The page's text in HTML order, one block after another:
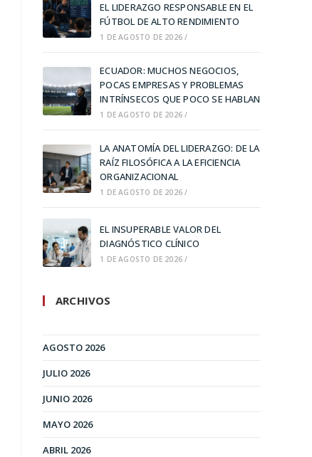
EL LIDERAZGO RESPONSABLE EN EL
FÚTBOL DE ALTO RENDIMIENTO
1 DE AGOSTO DE 2026 /
ECUADOR: MUCHOS NEGOCIOS,
POCAS EMPRESAS Y PROBLEMAS
INTRÍNSECOS QUE POCO SE HABLAN
1 DE AGOSTO DE 2026 /
LA ANATOMÍA DEL LIDERAZGO: DE LA
RAÍZ FILOSÓFICA A LA EFICIENCIA
ORGANIZACIONAL
1 DE AGOSTO DE 2026 /
EL INSUPERABLE VALOR DEL
DIAGNÓSTICO CLÍNICO
1 DE AGOSTO DE 2026 /
ARCHIVOS
AGOSTO 2026
JULIO 2026
JUNIO 2026
MAYO 2026
ABRIL 2026